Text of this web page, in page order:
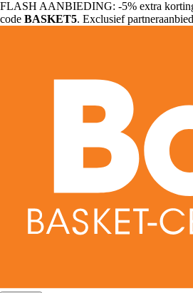
FLASH AANBIEDING: -5% extra
code BASKET5. Exclusief